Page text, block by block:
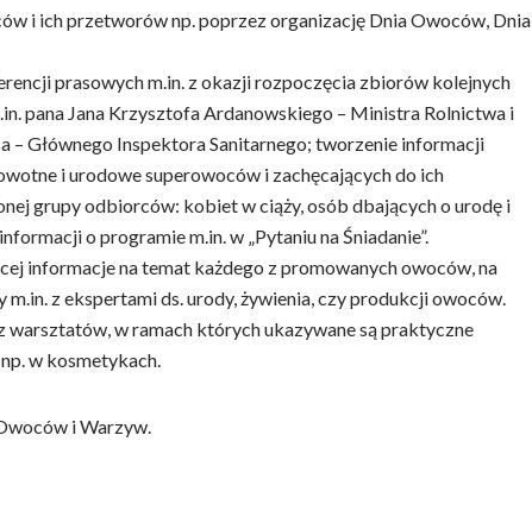
i ich przetworów np. poprzez organizację Dnia Owoców, Dnia
prasowych m.in. z okazji rozpoczęcia zbiorów kolejnych
pana Jana Krzysztofa Ardanowskiego – Ministra Rolnictwa i
– Głównego Inspektora Sanitarnego; tworzenie informacji
i urodowe superowoców i zachęcających do ich
grupy odbiorców: kobiet w ciąży, osób dbających o urodę i
o programie m.in. w „Pytaniu na Śniadanie”.
informacje na temat każdego z promowanych owoców, na
z ekspertami ds. urody, żywienia, czy produkcji owoców.
w ramach których ukazywane są praktyczne
w kosmetykach.
i Warzyw.